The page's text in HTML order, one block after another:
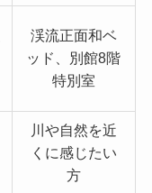
渓流正面和ベ
ッド、別館8階
特別室
川や自然を近
くに感じたい
方